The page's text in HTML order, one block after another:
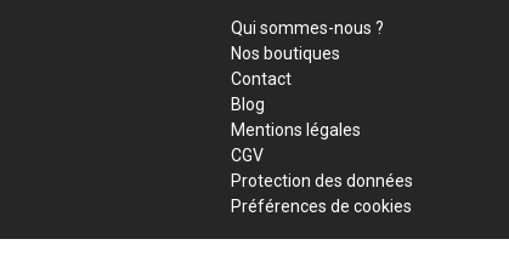
Qui sommes-nous ?
Nos boutiques
Contact
Blog
Mentions légales
CGV
Protection des données
Préférences de cookies